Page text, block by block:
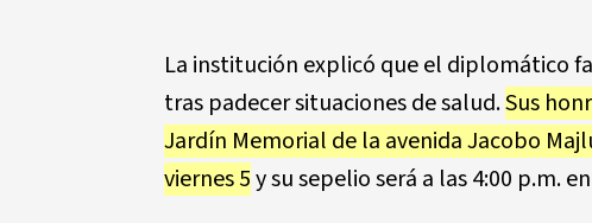
La institución explicó que el diplomático
tras padecer situaciones de salud.Sus
Jardín Memorial de la avenida Jacobo
viernes 5y su sepelio será a las 4:00 p.m.